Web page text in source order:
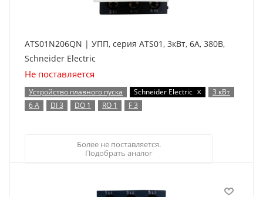
ATS01N206QN | УПП, серия ATS01, 3кВт, 6А, 380В,
Schneider Electric
Не поставляется
Устройство плавного пуска Schneider Electric x
3 кВт
6 А
DI 3 DO 1 RO 1 F 3
Более не поставляется.
Подобрать аналог